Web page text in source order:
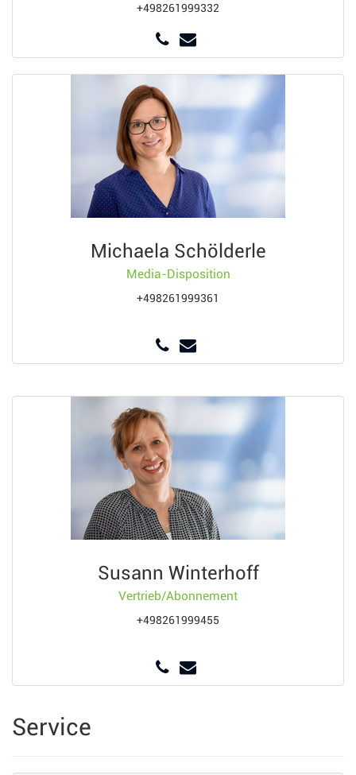
+498261999332
Michaela Schölderle
Media-Disposition
+498261999361
Susann Winterhoff
Vertrieb/Abonnement
+498261999455
Service